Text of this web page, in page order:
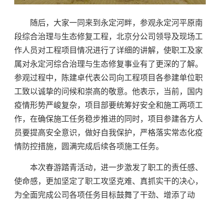
随后，大家一同来到永定河畔，参观永定河平原南
段综合治理与生态修复工程，北京分公司领导及现场工
作人员对工程项目情况进行了详细的讲解，使职工及家
属对永定河综合治理与生态修复事业有了更深的了解。
参观过程中，陈建卓代表公司向工程项目各参建单位职
工致以诚挚的问候和崇高的敬意。他表示，当前，国内
疫情形势严峻复杂，项目部要统筹好安全和施工两项工
作，在确保施工任务稳步推进的同时，项目参建各方人
员要提高安全意识，做好自我保护，严格落实常态化疫
情防控措施，圆满完成后续各项施工任务。
本次春游踏青活动，进一步激发了职工的责任感、
使命感，更加坚定了职工攻坚克难、真抓实干的决心，
为全面完成公司各项任务目标鼓舞了干劲、增添了动